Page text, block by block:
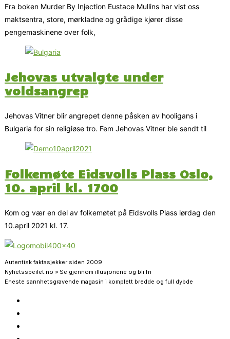
Fra boken Murder By Injection Eustace Mullins har vist oss
maktsentra, store, mørkladne og grådige kjører disse
pengemaskinene over folk,
Jehovas utvalgte under
voldsangrep
Jehovas Vitner blir angrepet denne påsken av hooligans i
Bulgaria for sin religiøse tro. Fem Jehovas Vitner ble sendt til
Folkemøte Eidsvolls Plass Oslo,
10. april kl. 1700
Kom og vær en del av folkemøtet på Eidsvolls Plass lørdag den
10.april 2021 kl. 17.
Autentisk faktasjekker siden 2009
Nyhetsspeilet.no » Se gjennom illusjonene og bli fri
Eneste sannhetsgravende magasin i komplett bredde og full dybde